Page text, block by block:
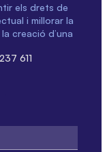
els drets de
i millorar la
creació d’una
611